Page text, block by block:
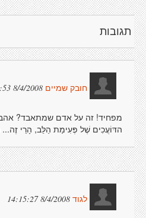
תגובות
חובק שמיים 8/4/2008 14:04:53
מפחיד! זה על אדם שמתאבד?
הדּוֹעֲכִים שֶׁל פְּעִימַת הַלֵּב, הָרֵי
לגוד 8/4/2008 14:15:27